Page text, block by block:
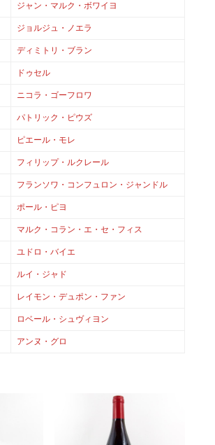
ジャン・マルク・ボワイヨ
ジョルジュ・ノエラ
ディミトリ・ブラン
ドゥセル
ニコラ・ゴーフロワ
パトリック・ピウズ
ピエール・モレ
フィリップ・ルクレール
フランソワ・コンフュロン・ジャンドル
ポール・ピヨ
マルク・コラン・エ・セ・フィス
ユドロ・バイエ
ルイ・ジャド
レイモン・デュポン・ファン
ロベール・シュヴィヨン
アンヌ・グロ